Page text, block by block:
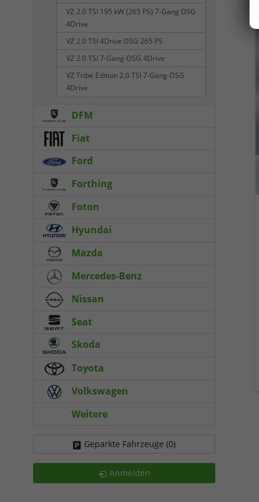
VZ 2.0 TSI 195 kW (265 PS) 7-Gang DSG
4Drive
VZ 2.0 TSI 4Drive DSG 265 PS
VZ 2.0 TSI 7-Gang-DSG 4Drive
VZ Tribe Edition 2.0 TSI 7-Gang-DSG
4Drive
DFM
Fiat
Ford
Forthing
Foton
Hyundai
Mazda
Mercedes-Benz
Nissan
Seat
Skoda
Toyota
Volkswagen
Weitere
Geparkte Fahrzeuge (0)
Anmelden